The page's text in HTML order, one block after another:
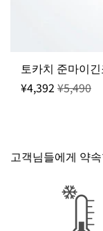
토카치 준마이
¥4,392 ¥5,490
고객님들에게 약